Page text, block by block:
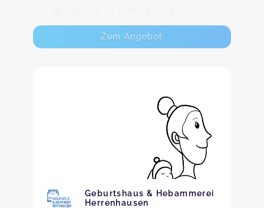
Max. 10 TeilnehmerInnen
Zum Angebot
Geburtshaus & Hebammerei
Herrenhausen